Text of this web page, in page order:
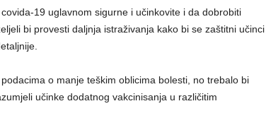
19 uglavnom sigurne i učinkovite i da dobrobiti
bi provesti daljnja istraživanja kako bi se zaštitni učinci
o manje teškim oblicima bolesti, no trebalo bi
učinke dodatnog vakcinisanja u različitim